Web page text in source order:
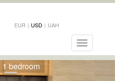
EUR | USD | UAH
Toggle
navigation
1 bedroom